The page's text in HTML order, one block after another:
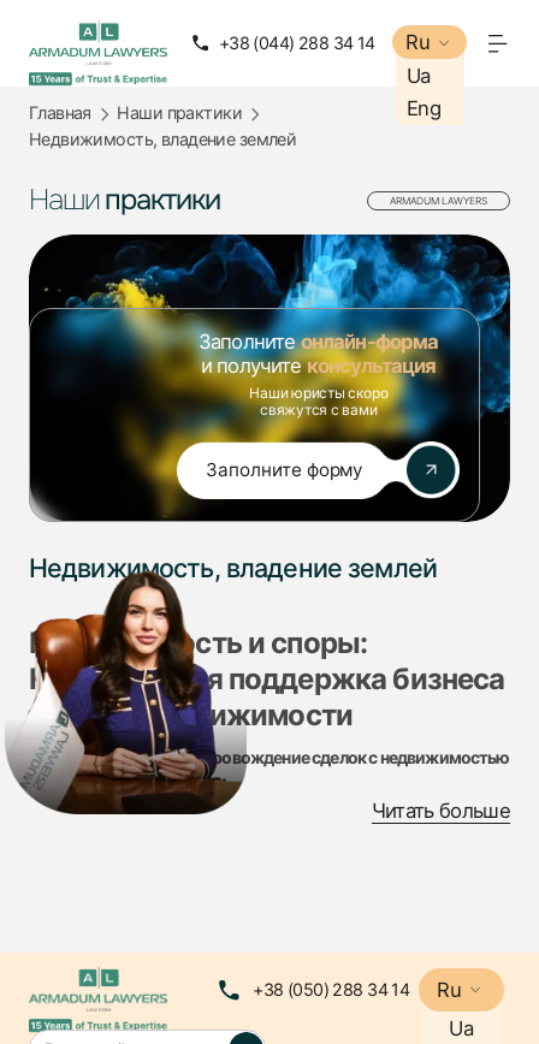
+38 (044) 288 34 14
Ru
Ua
Eng
+38 (050) 288 34 14
Ru
Ua
Eng
Главная
Наши практики
Недвижимость, владение землей
Нашипрактики ARMADUM LAWYERS
Заполнитеонлайн-форма
и получитеконсультация
Наши юристы скоро
свяжутся с вами
Заполните форму
Недвижимость, владение землей
Недвижимость и споры:
Юридическая поддержка бизнеса
в сфере недвижимости
Надежное правовое сопровождение сделок с недвижимостью
и земельными вопросами
Юридическая компания ARMADUM LAWYERS
конфликты и обеспечивать правовую чистоту
сделок.
Наши услуги по недвижимости и земельным спорам
Читать больше
+38 (050) 288 34 14
Ru
Ua